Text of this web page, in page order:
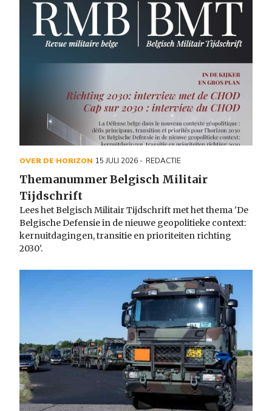
OVER DE HORIZON 15 JULI 2026 REDACTIE
Themanummer Belgisch Militair
Tijdschrift
Lees het Belgisch Militair Tijdschrift met het thema 'De
Belgische Defensie in de nieuwe geopolitieke context:
kernuitdagingen, transitie en prioriteiten richting
2030'.